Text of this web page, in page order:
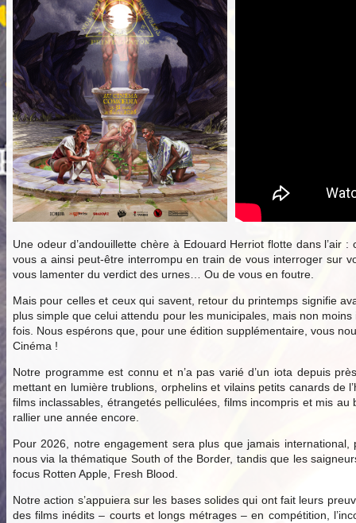
Une odeur d’andouillette chère à Edouard Herriot flotte dans
vous a ainsi peut-être interrompu en train de vous interroger sur
vous lamenter du verdict des urnes… Ou de vous en foutre.
Mais pour celles et ceux qui savent, retour du printemps signifie
plus simple que celui attendu pour les municipales, mais non
fois. Nous espérons que, pour une édition supplémentaire, vous
Cinéma !
Notre programme est connu et n’a pas varié d’un iota depuis
mettant en lumière trublions, orphelins et vilains petits canards de
films inclassables, étrangetés pelliculées, films incompris et mis
rallier une année encore.
Pour 2026, notre engagement sera plus que jamais
nous via la thématique South of the Border, tandis que les
focus Rotten Apple, Fresh Blood.
Notre action s’appuiera sur les bases solides qui ont fait leurs
des films inédits – courts et longs métrages – en compétition,